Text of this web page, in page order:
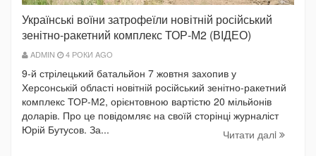
Українські воїни затрофеїли новітній російський
зенітно-ракетний комплекс ТОР-М2 (ВІДЕО)
ADMIN 4 РОКИ AGO
9-й стрілецький батальйон 7 жовтня захопив у
Херсонській області новітній російський зенітно-ракетний
комплекс ТОР-М2, орієнтовною вартістю 20 мільйонів
доларів. Про це повідомляє на своїй сторінці журналіст
Юрій Бутусов. За...
Читати далi